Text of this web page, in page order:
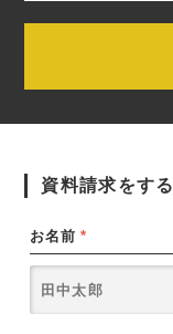
資料請求をする
お名前 *